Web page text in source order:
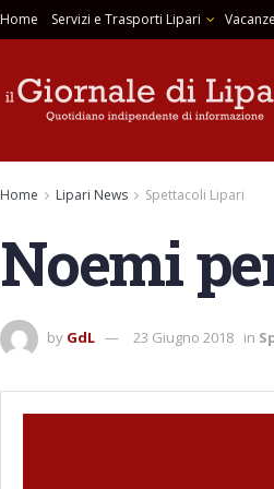
Home Servizi e Trasporti Lipari
Home Lipari News Spettacoli Lipari
Noemi
by GdL 23 Giugno 2018 in